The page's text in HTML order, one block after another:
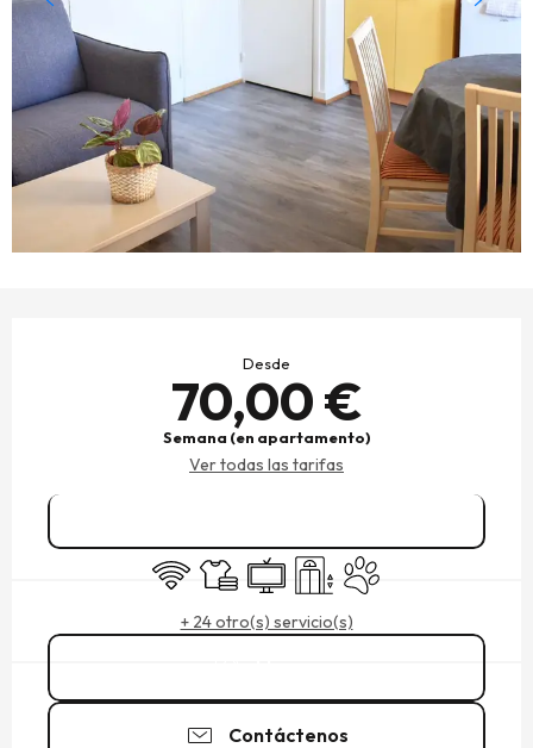
Desde
70,00 €
Semana (en apartamento)
Ver todas las tarifas
Wifi
Sábanas y ropa de cama
TelevisiónAscensorSe aceptan animales
+ 24 otro(s) servicio(s)
Contáctenos